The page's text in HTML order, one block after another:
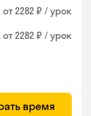
от 2282 ₽ / урок
от 2282 ₽ / урок
время